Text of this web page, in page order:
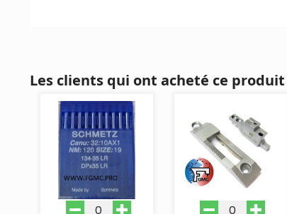
Les clients qui ont acheté ce